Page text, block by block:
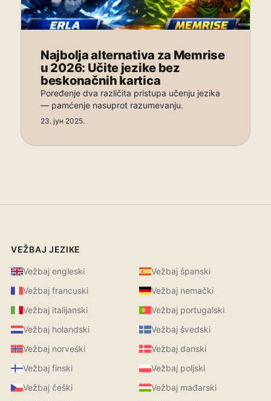
Najbolja alternativa za Memrise
u 2026: Učite jezike bez
beskonačnih kartica
Poređenje dva različita pristupa učenju jezika
— pamćenje nasuprot razumevanju.
23. јун 2025.
VEŽBAJ JEZIKE
Vežbaj engleski
Vežbaj španski
Vežbaj francuski
Vežbaj nemački
Vežbaj italijanski
Vežbaj portugalski
Vežbaj holandski
Vežbaj švedski
Vežbaj norveški
Vežbaj danski
Vežbaj finski
Vežbaj poljski
Vežbaj češki
Vežbaj mađarski